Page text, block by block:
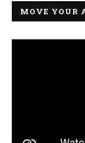
MOVE YOUR